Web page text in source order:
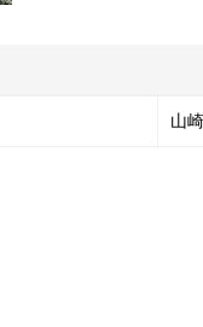
山崎